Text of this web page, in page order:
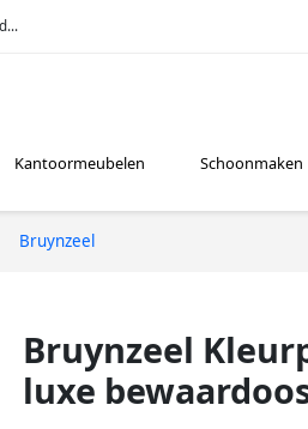
Kantoormeubelen Schoonmaken
Bruynzeel
Bruynzeel
luxe